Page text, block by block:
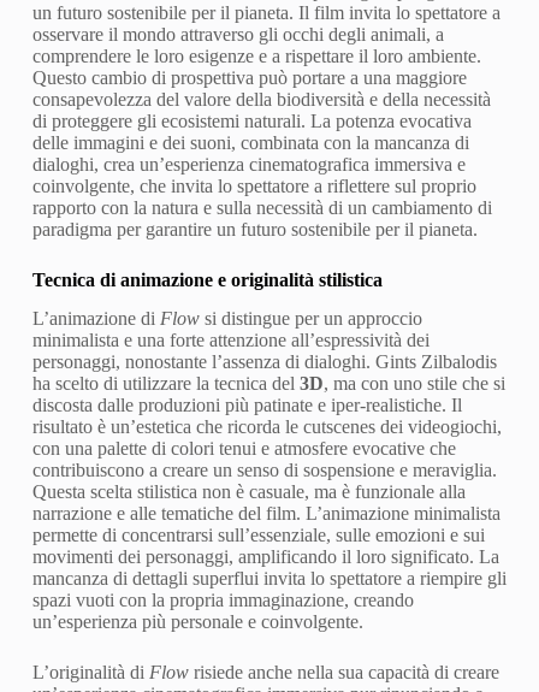
un futuro sostenibile per il pianeta. Il film invita lo spettatore a
osservare il mondo attraverso gli occhi degli animali, a
comprendere le loro esigenze e a rispettare il loro ambiente.
Questo cambio di prospettiva può portare a una maggiore
consapevolezza del valore della biodiversità e della necessità
di proteggere gli ecosistemi naturali. La potenza evocativa
delle immagini e dei suoni, combinata con la mancanza di
dialoghi, crea un’esperienza cinematografica immersiva e
coinvolgente, che invita lo spettatore a riflettere sul proprio
rapporto con la natura e sulla necessità di un cambiamento di
paradigma per garantire un futuro sostenibile per il pianeta.
Tecnica di animazione e originalità stilistica
L’animazione di Flowsi distingue per un approccio
minimalista e una forte attenzione all’espressività dei
personaggi, nonostante l’assenza di dialoghi. Gints Zilbalodis
ha scelto di utilizzare la tecnica del 3D, ma con uno stile che si
discosta dalle produzioni più patinate e iper-realistiche. Il
risultato è un’estetica che ricorda le cutscenes dei videogiochi,
con una palette di colori tenui e atmosfere evocative che
contribuiscono a creare un senso di sospensione e meraviglia.
Questa scelta stilistica non è casuale, ma è funzionale alla
narrazione e alle tematiche del film. L’animazione minimalista
permette di concentrarsi sull’essenziale, sulle emozioni e sui
movimenti dei personaggi, amplificando il loro significato. La
mancanza di dettagli superflui invita lo spettatore a riempire gli
spazi vuoti con la propria immaginazione, creando
un’esperienza più personale e coinvolgente.
L’originalità di Flowrisiede anche nella sua capacità di creare